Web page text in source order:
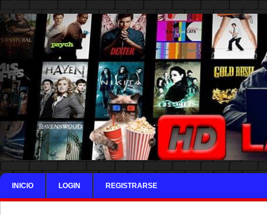
INICIO LOGIN REGISTRARSE